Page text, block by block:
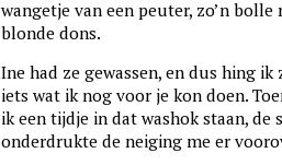
wangetje van een peuter, zo’n
blonde dons.
Ine had ze gewassen, en dus hing
iets wat ik nog voor je kon doen.
ik een tijdje in dat washok staan, de
onderdrukte de neiging me er